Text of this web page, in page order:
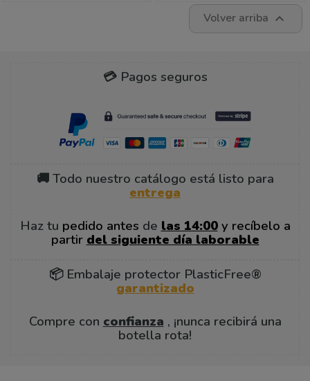
Volver arriba 
💳 Pagos seguros
🚚 Todo nuestro catálogo está listo para
entrega
Haz tu pedido antes de las 14:00 y recíbelo a
partir del siguiente día laborable
📦 Embalaje protector PlasticFree®
garantizado
Compre con confianza , ¡nunca recibirá una
botella rota!